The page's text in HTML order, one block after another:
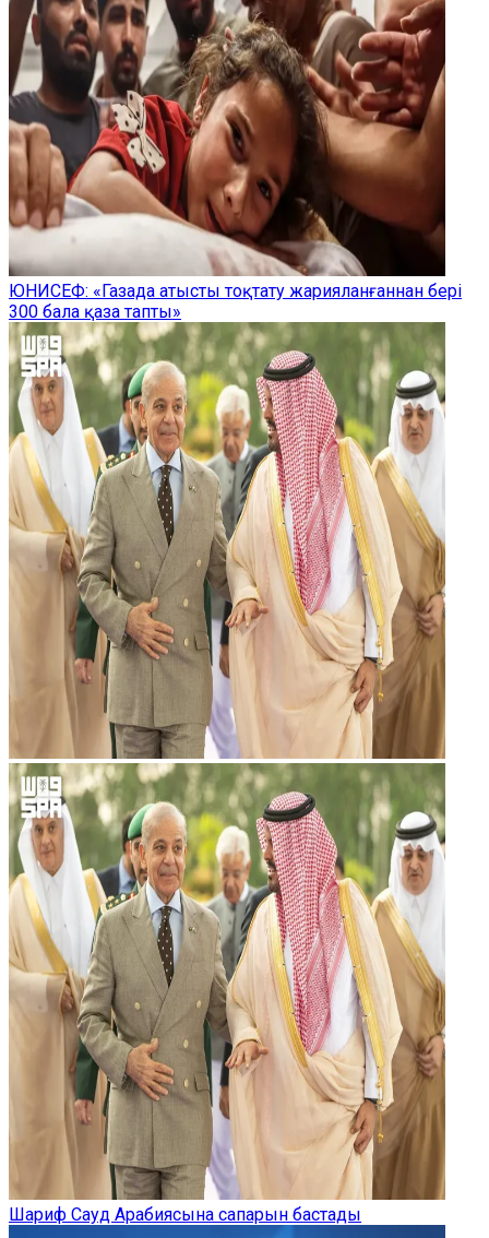
ЮНИСЕФ: «Газада атысты тоқтату жарияланғаннан бері
300 бала қаза тапты»
Шариф Сауд Арабиясына сапарын бастады